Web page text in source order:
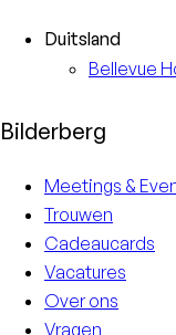
Duitsland
Bellevue
Bilderberg
Meetings &
Trouwen
Cadeaucards
Vacatures
Over ons
Vragen